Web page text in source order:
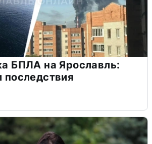
БПЛА на Ярославль:
последствия